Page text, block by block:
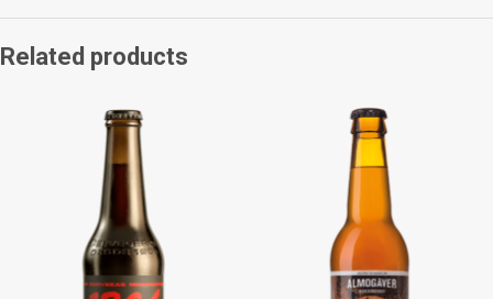
Related products